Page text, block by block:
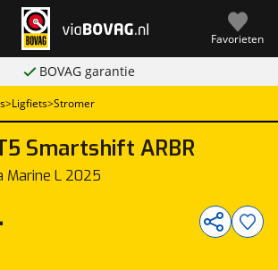
Favorieten
BOVAG garantie
>Ligfiets>Stromer
Smartshift ARBR
Marine L 2025